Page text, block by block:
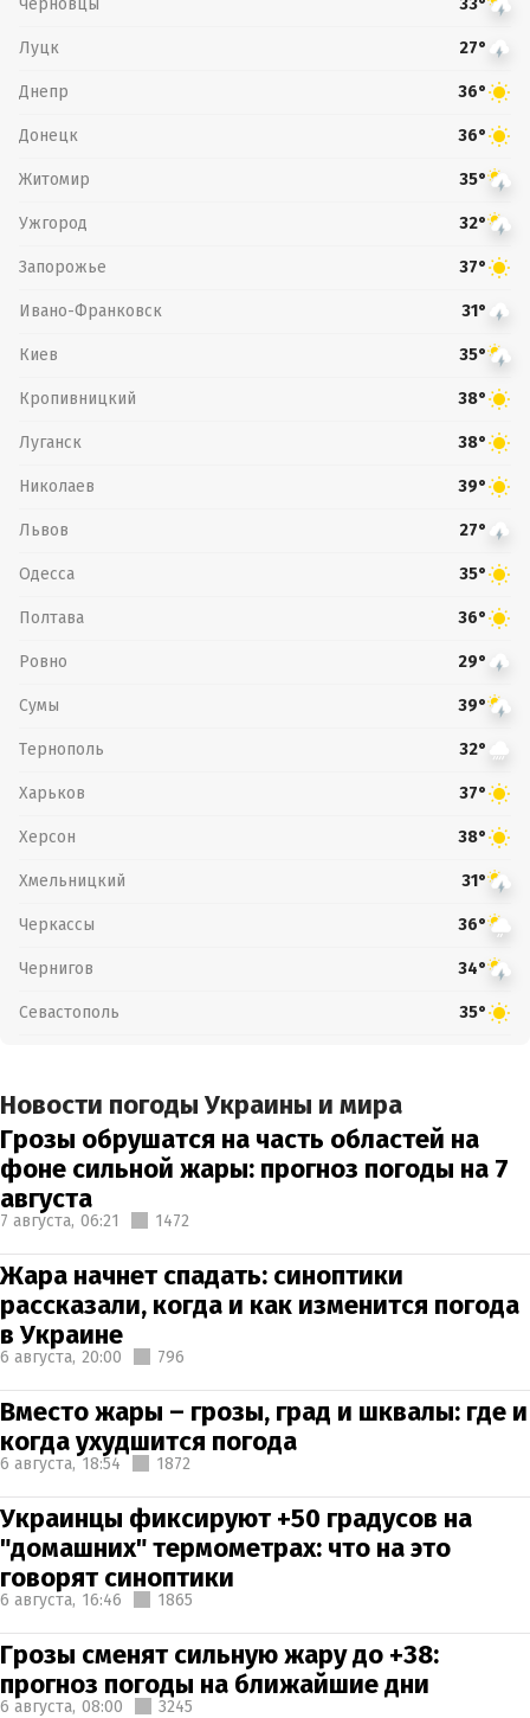
33°
Луцк 27°
Днепр 36°
Донецк 36°
Житомир 35°
Ужгород 32°
Запорожье 37°
Ивано-Франковск 31°
Киев 35°
Кропивницкий 38°
Луганск 38°
Николаев 39°
Львов 27°
Одесса 35°
Полтава 36°
Ровно 29°
Сумы 39°
Тернополь 32°
Харьков 37°
Херсон 38°
Хмельницкий 31°
Черкассы 36°
Чернигов 34°
Севастополь 35°
Новости погоды Украины и мира
Грозы обрушатся на часть областей на
фоне сильной жары: прогноз погоды на 7
августа
7 августа, 06:21 1472
Жара начнет спадать: синоптики
рассказали, когда и как изменится погода
в Украине
6 августа, 20:00 796
Вместо жары – грозы, град и шквалы: где и
когда ухудшится погода
6 августа, 18:54 1872
Украинцы фиксируют +50 градусов на
"домашних" термометрах: что на это
говорят синоптики
6 августа, 16:46 1865
Грозы сменят сильную жару до +38:
прогноз погоды на ближайшие дни
6 августа, 08:00 3245